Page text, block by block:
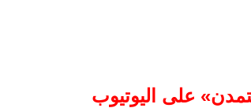
على اليوتيوب